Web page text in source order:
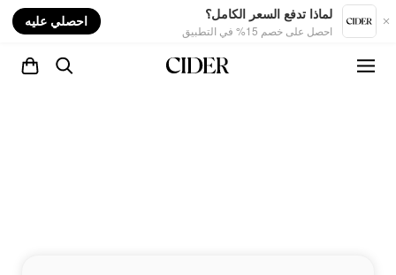
لماذا تدفع السعر الكامل؟
احصل على خصم 15% في التطبيق
احصلي عليه